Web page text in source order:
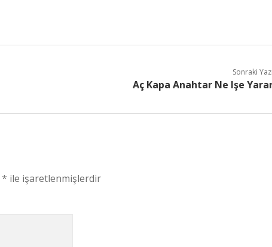
Sonraki
Aç Kapa Anahtar Ne Işe
* ile işaretlenmişlerdir